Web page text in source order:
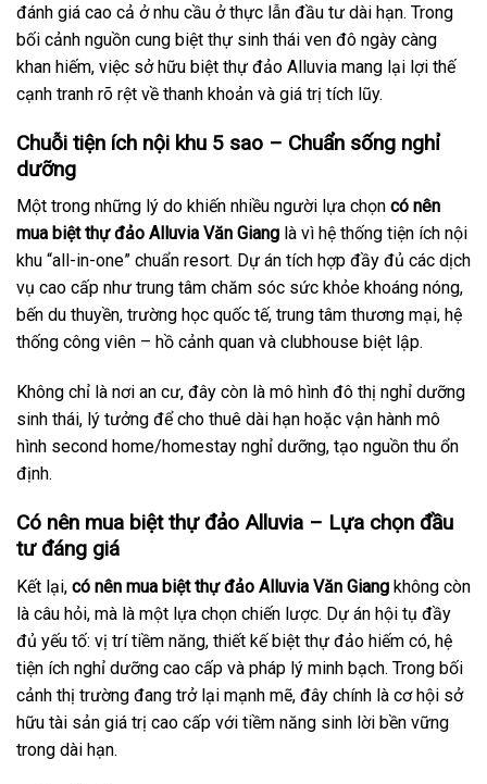
đánh giá cao cả ở nhu cầu ở thực lẫn đầu tư dài hạn. Trong
bối cảnh nguồn cung biệt thự sinh thái ven đô ngày càng
khan hiếm, việc sở hữu biệt thự đảo Alluvia mang lại lợi thế
cạnh tranh rõ rệt về thanh khoản và giá trị tích lũy.
Chuỗi tiện ích nội khu 5 sao – Chuẩn sống nghỉ
dưỡng
Một trong những lý do khiến nhiều người lựa chọn có nên
mua biệt thự đảo Alluvia Văn Giang là vì hệ thống tiện ích nội
khu “all-in-one” chuẩn resort. Dự án tích hợp đầy đủ các dịch
vụ cao cấp như trung tâm chăm sóc sức khỏe khoáng nóng,
bến du thuyền, trường học quốc tế, trung tâm thương mại, hệ
thống công viên – hồ cảnh quan và clubhouse biệt lập.
Không chỉ là nơi an cư, đây còn là mô hình đô thị nghỉ dưỡng
sinh thái, lý tưởng để cho thuê dài hạn hoặc vận hành mô
hình second home/homestay nghỉ dưỡng, tạo nguồn thu ổn
định.
Có nên mua biệt thự đảo Alluvia – Lựa chọn đầu
tư đáng giá
Kết lại, có nên mua biệt thự đảo Alluvia Văn Giang không còn
là câu hỏi, mà là một lựa chọn chiến lược. Dự án hội tụ đầy
đủ yếu tố: vị trí tiềm năng, thiết kế biệt thự đảo hiếm có, hệ
tiện ích nghỉ dưỡng cao cấp và pháp lý minh bạch. Trong bối
cảnh thị trường đang trở lại mạnh mẽ, đây chính là cơ hội sở
hữu tài sản giá trị cao cấp với tiềm năng sinh lời bền vững
trong dài hạn.